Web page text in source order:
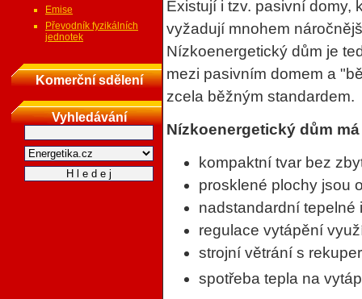
Emise
Převodník fyzikálních
jednotek
Komerční sdělení
Vyhledávání
Existují i tzv. pasivní domy,
vyžadují mnohem
Nízkoenergetický dům je
mezi pasivním domem a
zcela běžným standardem.
Nízkoenergetický dům
kompaktní tvar bez
prosklené plochy jsou
nadstandardní tepelné
regulace vytápění
strojní větrání s
spotřeba tepla na